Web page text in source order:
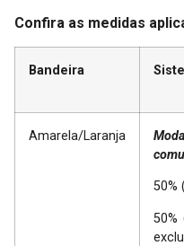
Confira as medidas
Bandeira
Amarela/Laranja
50%
50%